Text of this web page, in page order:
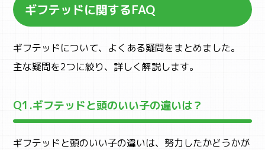
ギフテッドに関するFAQ
ギフテッドについて、よくある疑問をまとめました。
主な疑問を2つに絞り、詳しく解説します。
Q1.ギフテッドと頭のいい子の違いは？
ギフテッドと頭のいい子の違いは、努力したかどうかが